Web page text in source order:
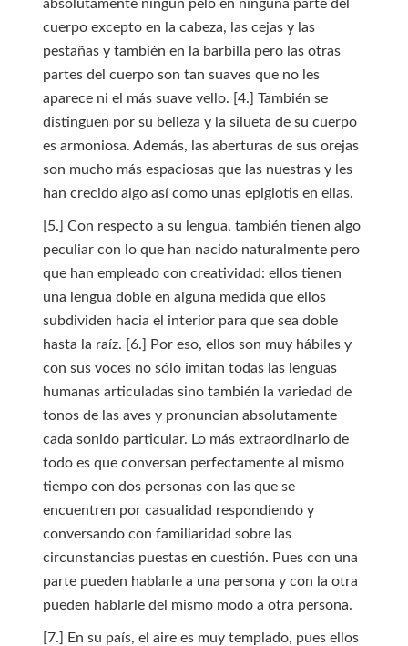
absolutamente ningún pelo en ninguna parte del
cuerpo excepto en la cabeza, las cejas y las
pestañas y también en la barbilla pero las otras
partes del cuerpo son tan suaves que no les
aparece ni el más suave vello. [4.] También se
distinguen por su belleza y la silueta de su cuerpo
es armoniosa. Además, las aberturas de sus orejas
son mucho más espaciosas que las nuestras y les
han crecido algo así como unas epiglotis en ellas.
[5.] Con respecto a su lengua, también tienen algo
peculiar con lo que han nacido naturalmente pero
que han empleado con creatividad: ellos tienen
una lengua doble en alguna medida que ellos
subdividen hacia el interior para que sea doble
hasta la raíz. [6.] Por eso, ellos son muy hábiles y
con sus voces no sólo imitan todas las lenguas
humanas articuladas sino también la variedad de
tonos de las aves y pronuncian absolutamente
cada sonido particular. Lo más extraordinario de
todo es que conversan perfectamente al mismo
tiempo con dos personas con las que se
encuentren por casualidad respondiendo y
conversando con familiaridad sobre las
circunstancias puestas en cuestión. Pues con una
parte pueden hablarle a una persona y con la otra
pueden hablarle del mismo modo a otra persona.
[7.] En su país, el aire es muy templado, pues ellos